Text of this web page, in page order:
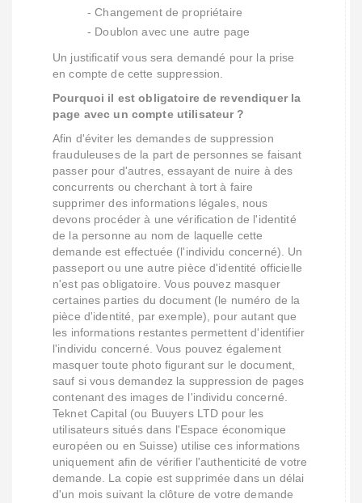
- Changement de propriétaire
- Doublon avec une autre page
Un justificatif vous sera demandé pour la prise
en compte de cette suppression.
Pourquoi il est obligatoire de revendiquer la
page avec un compte utilisateur ?
Afin d'éviter les demandes de suppression
frauduleuses de la part de personnes se faisant
passer pour d'autres, essayant de nuire à des
concurrents ou cherchant à tort à faire
supprimer des informations légales, nous
devons procéder à une vérification de l'identité
de la personne au nom de laquelle cette
demande est effectuée (l'individu concerné). Un
passeport ou une autre pièce d'identité officielle
n'est pas obligatoire. Vous pouvez masquer
certaines parties du document (le numéro de la
pièce d'identité, par exemple), pour autant que
les informations restantes permettent d'identifier
l'individu concerné. Vous pouvez également
masquer toute photo figurant sur le document,
sauf si vous demandez la suppression de pages
contenant des images de l'individu concerné.
Teknet Capital (ou Buuyers LTD pour les
utilisateurs situés dans l'Espace économique
européen ou en Suisse) utilise ces informations
uniquement afin de vérifier l'authenticité de votre
demande. La copie est supprimée dans un délai
d'un mois suivant la clôture de votre demande